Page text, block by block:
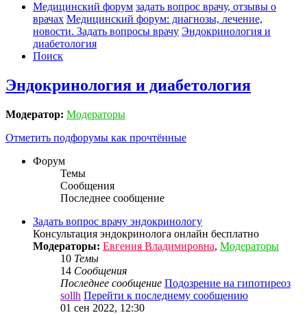
Медицинский форум задать вопрос врачу, отзывы о
врачах Медицинский форум: диагнозы, лечение,
новости. Задать вопросы врачу Эндокринология и
диабетология
Поиск
Эндокринология и диабетология
Модератор: Модераторы
Отметить подфорумы как прочтённые
Форум
Темы
Сообщения
Последнее сообщение
Задать вопрос врачу эндокринологу
Консультация эндокринолога онлайн бесплатно
Модераторы: Евгения Владимировна, Модераторы
10 Темы
14 Сообщения
Последнее сообщение Подозрение на гипотиреоз
sollh Перейти к последнему сообщению
01 сен 2022, 12:30